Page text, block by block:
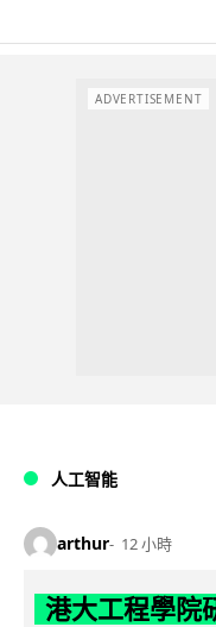
ADVERTISEMENT
人工智能
arthur 12 小時
港大工程學院